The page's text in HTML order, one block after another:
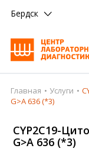
Бердск
Главная
Врачи
Главная Услуги
G>A 636 (*3)
CYP2C19-
G>A 636 (*3)